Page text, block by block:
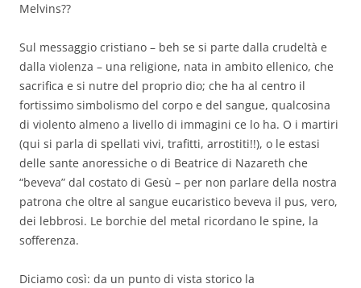
Melvins??
Sul messaggio cristiano – beh se si parte dalla crudeltà e
dalla violenza – una religione, nata in ambito ellenico, che
sacrifica e si nutre del proprio dio; che ha al centro il
fortissimo simbolismo del corpo e del sangue, qualcosina
di violento almeno a livello di immagini ce lo ha. O i martiri
(qui si parla di spellati vivi, trafitti, arrostiti!!), o le estasi
delle sante anoressiche o di Beatrice di Nazareth che
“beveva” dal costato di Gesù – per non parlare della nostra
patrona che oltre al sangue eucaristico beveva il pus, vero,
dei lebbrosi. Le borchie del metal ricordano le spine, la
sofferenza.
Diciamo così: da un punto di vista storico la